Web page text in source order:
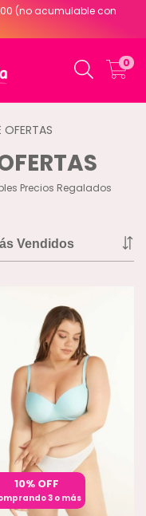
(no acumulable con
0
OFERTAS
Precios Regalados
10% OFF
3 o más